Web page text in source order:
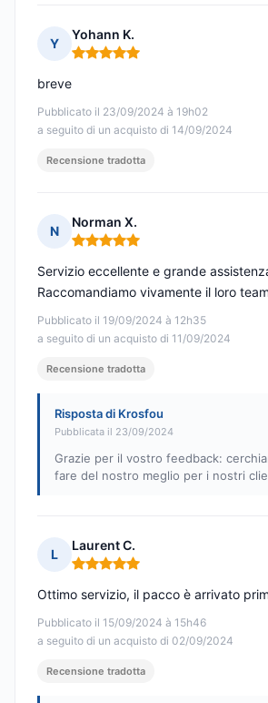
Y
Yohann K.
Nota: 5 su 5
Pubblicato il 23/09/2024 à 19h02
a seguito di un acquisto di 14/09/2024
breve
Recensione tradotta
N
Norman X.
Nota: 5 su 5
Pubblicato il 19/09/2024 à 12h35
a seguito di un acquisto di 11/09/2024
Servizio eccellente e grande
Raccomandiamo vivamente il loro
Recensione tradotta
Risposta di Krosfou
Pubblicata il 23/09/2024
Grazie per il vostro feedback:
fare del nostro meglio per i nostri
L
Laurent C.
Nota: 5 su 5
Pubblicato il 15/09/2024 à 15h46
a seguito di un acquisto di 02/09/2024
Ottimo servizio, il pacco è arrivato
Recensione tradotta